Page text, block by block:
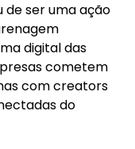
de ser uma ação
digital das
cometem
com creators
do